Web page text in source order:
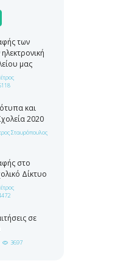
των
μας
και
2020
Σταυρόπουλος
στο
Δίκτυο
σε
3697